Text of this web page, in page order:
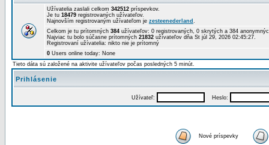
Užívatelia zaslali celkom 342512 príspevkov.
Je tu 18479 registrovaných užívateľov.
Najnovším registrovaným užívateľom je zesteenederland .
Celkom je tu prítomných 384 užívateľov: 0 registrovaných, 0 skrytých a 384
Najviac tu bolo súčasne prítomných 21832 užívateľov dňa St júl 29, 2026 02:45:27.
Registrovaní užívatelia: nikto nie je prítomný
0 Users online today: None
Tieto dáta sú založené na aktivite užívateľov počas posledných 5 minút.
Prihlásenie
Užívateľ: Heslo:
Nové príspevky